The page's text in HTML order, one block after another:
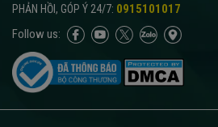
PHẢN HỒI, GÓP Ý 24/7: 0915101017
Follow us: